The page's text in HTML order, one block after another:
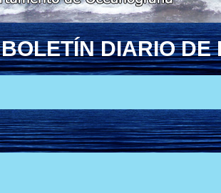
BOLETÍN DIARIO DE